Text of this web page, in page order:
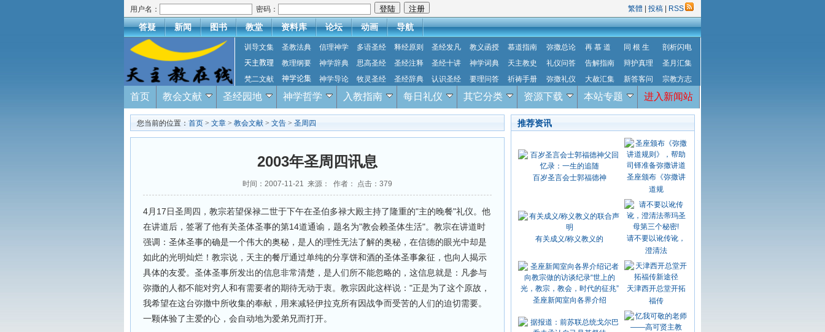
用户名： 密码： 繁體 投稿 RSS
答疑 新闻 图书 教堂 资料库 论坛 动画 导航
训导文集 圣教法典 信理神学 多语圣经 释经原则 圣经发凡 教义函授 慕道指南 弥撒总论 再 慕 道 同 根 生
剖析闪电
天主教理
教理纲要 神学辞典 思高圣经 圣经注释 圣经十讲 神学词典 天主教史 礼仪问答 告解指南 辩护真理
圣月汇集
梵二文献
神学论集 神学导论 牧灵圣经 圣经辞典 认识圣经 要理问答 祈祷手册 弥撒礼仪 大赦汇集 新答客问 宗教方志
首页 教会文献 圣经园地 神学哲学 入教指南 每日礼仪 其它分类 资源下载 本站专题 进入新闻站
您当前的位置： 首页 > 文章 > 教会文献 > 文告 > 圣周四
2003年圣周四讯息
时间：2007-11-21 来源： 作者： 点击： 379
4月17日圣周四，教宗若望保禄二世于下午在圣伯多禄大殿主持了隆重的"主的晚餐"礼仪。他
在讲道后，签署了他有关圣体圣事的第14道通谕，题名为"教会赖圣体生活"。教宗在讲道时
强调：圣体圣事的确是一个伟大的奥秘，是人的理性无法了解的奥秘，在信德的眼光中却是
如此的光明灿烂！教宗说，天主的餐厅通过单纯的分享饼和酒的圣体圣事象征，也向人揭示
具体的友爱。圣体圣事所发出的信息非常清楚，是人们所不能忽略的，这信息就是：凡参与
弥撒的人都不能对穷人和有需要者的期待无动于衷。教宗因此这样说："正是为了这个原故，
我希望在这台弥撒中所收集的奉献，用来减轻伊拉克所有因战争而受苦的人们的迫切需要。
一颗体验了主爱的心，会自动地为爱弟兄而打开。
推荐资讯
百岁圣言会士郭福德神
圣座颁布《弥撒讲
道规
有关成义/称义教义的
请不要以讹传讹，
澄清法
圣座新闻室向各界介绍
天津西开总堂开拓
福传